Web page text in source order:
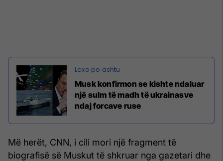
Musk konfirmon se kishte ndaluar
një sulm të madh të ukrainasve
ndaj forcave ruse
Më herët, CNN, i cili mori një fragment të
biografisë së Muskut të shkruar nga gazetari dhe